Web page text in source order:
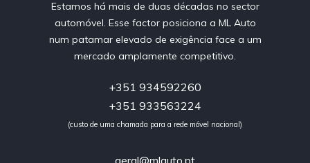
Estamos há mais de duas décadas no sector
automóvel. Esse factor posiciona a ML Auto
num patamar elevado de exigência face a um
mercado amplamente competitivo.
+351 934592260
+351 933563224
(custo de uma chamada para a rede móvel nacional)